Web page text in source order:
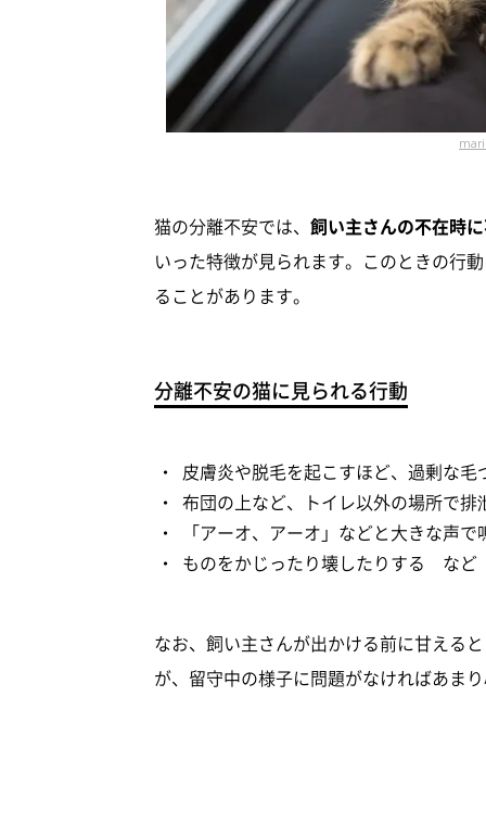
猫の分離不安では、 飼い主さんの不在時
いった特徴が見られます。このときの行
ることがあります。
分離不安の猫に見られる行動
皮膚炎や脱毛を起こすほど、過剰な毛
布団の上など、トイレ以外の場所で排
「アーオ、アーオ」などと大きな声で
ものをかじったり壊したりする など
なお、飼い主さんが出かける前に甘える
が、留守中の様子に問題がなければあま